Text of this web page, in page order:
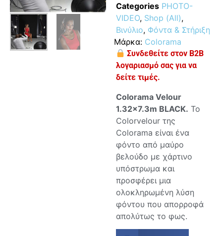
Categories PHOTO-
VIDEO, Shop (All),
Βινύλιο, Φόντα & Στήριξη
Μάρκα: Colorama
Συνδεθείτε στον B2B
λογαριασμό σας για να
δείτε τιμές.
Colorama Velour
1.32×7.3m BLACK. Το
Colorvelour της
Colorama είναι ένα
φόντο από μαύρο
βελούδο με χάρτινο
υπόστρωμα και
προσφέρει μια
ολοκληρωμένη λύση
φόντου που απορροφά
απολύτως το φως.